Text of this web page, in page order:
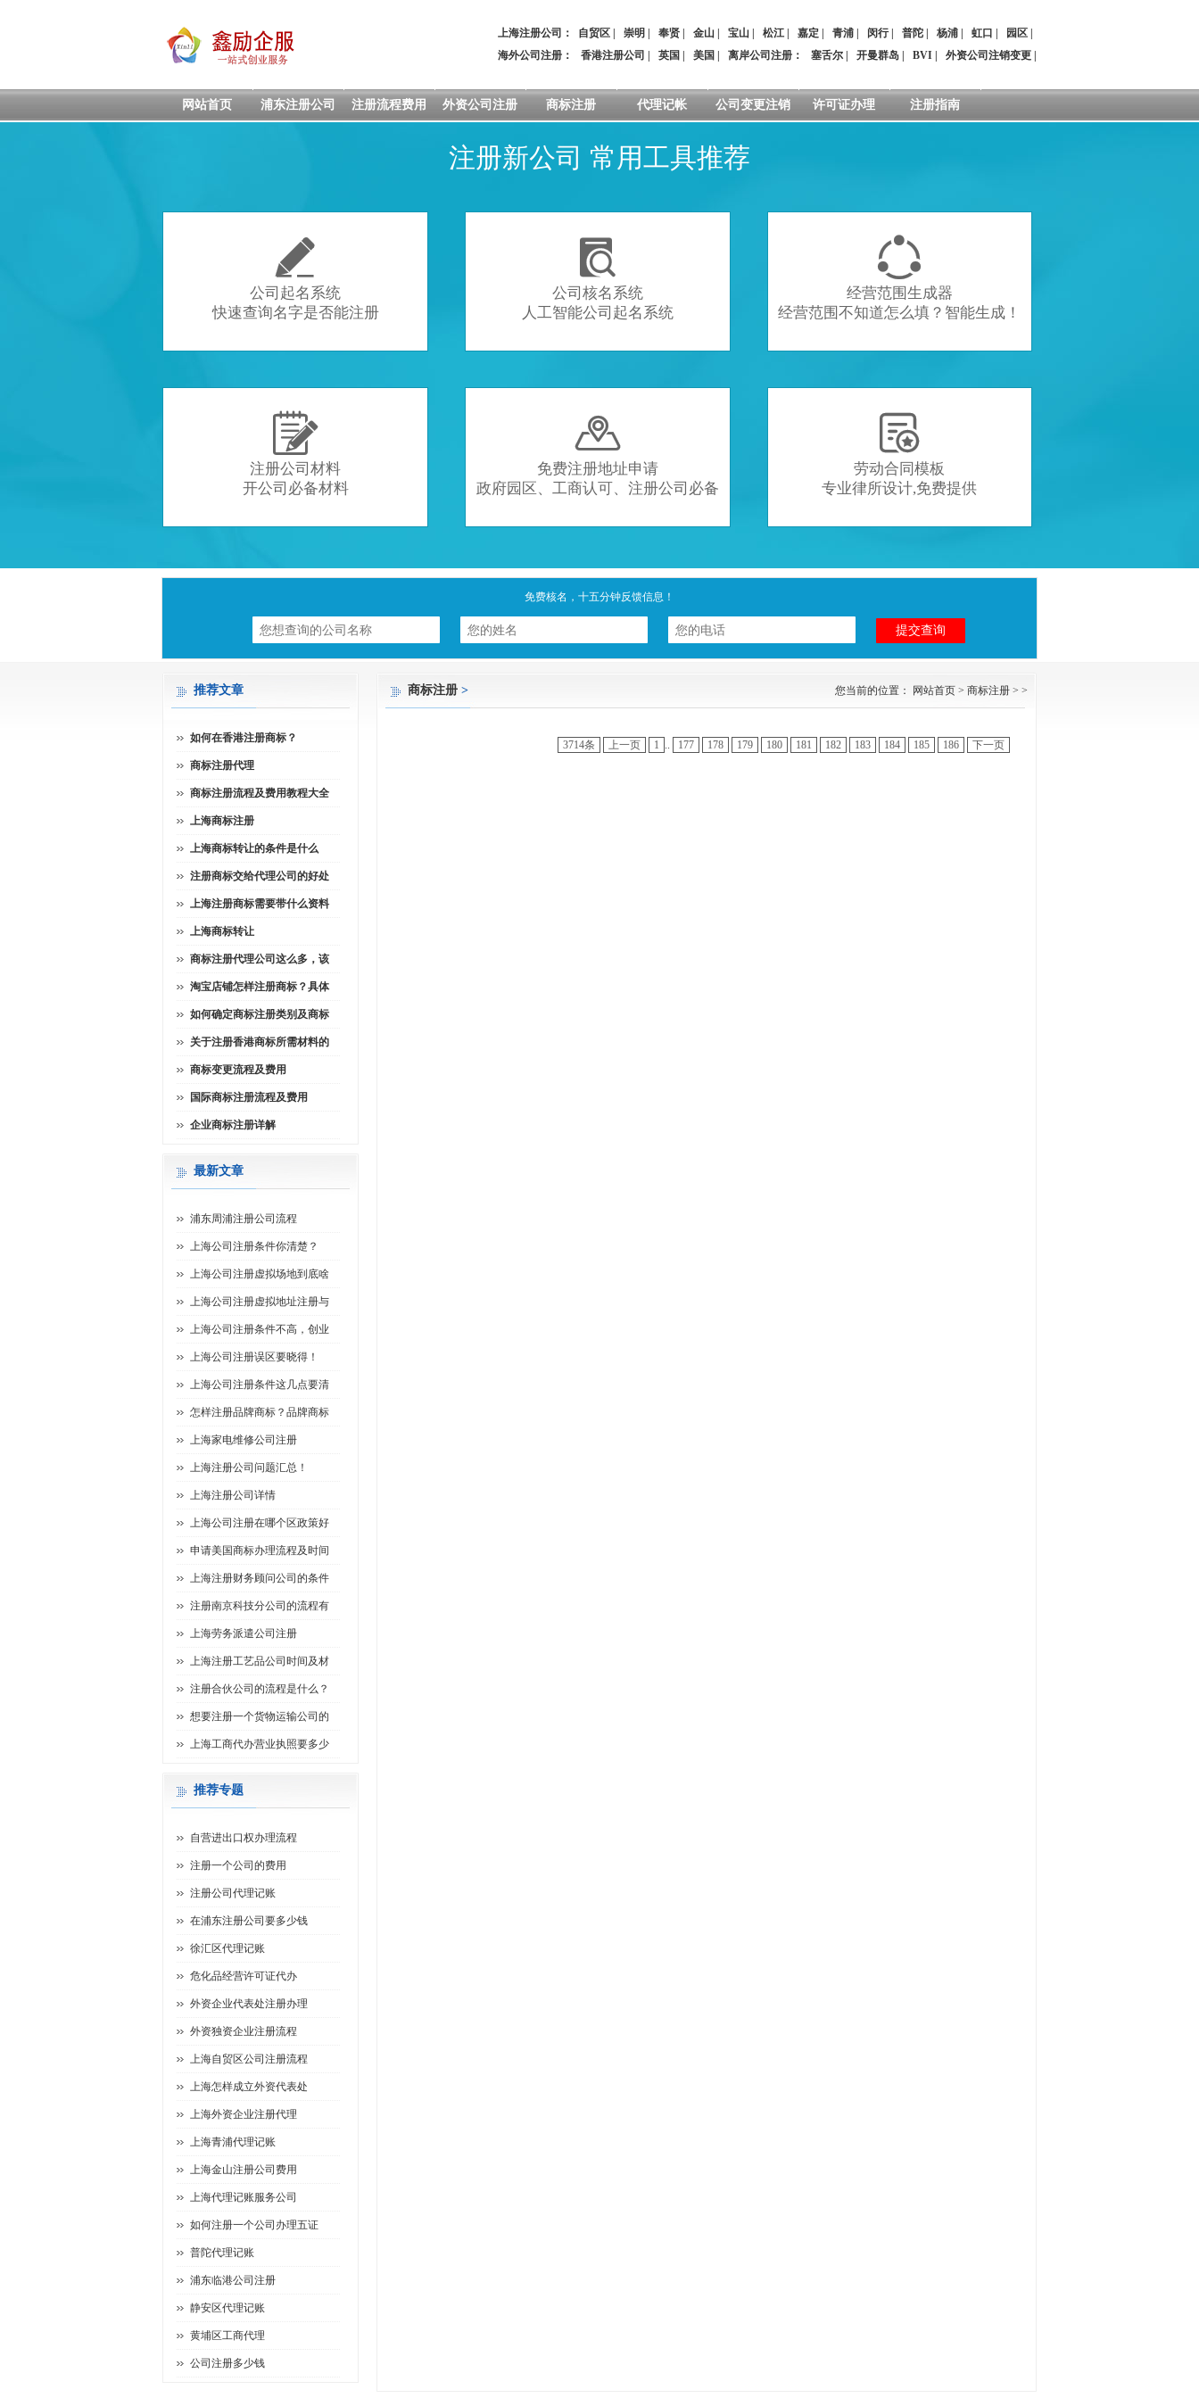
上海注册公司： 自贸区 崇明 奉贤 金山 宝山 松江 嘉定 青浦 闵行| 普陀 杨浦 虹口 园区
海外公司注册：
香港注册公司 英国 美国 离岸公司注册 ： 塞舌尔 开曼群岛 BVI 外资公司注销变更
网站首页 浦东注册公司 注册流程费用 外资公司注册 商标注册 代理记帐 公司变更注销 许可证办理 注册指南
注册新公司 常用工具推荐

公司起名系统
快速查询名字是否能注册

公司核名系统
人工智能公司起名系统

经营范围生成器
经营范围不知道怎么填？智能生成！

注册公司材料
开公司必备材料

免费注册地址申请
政府园区、工商认可、注册公司必备

劳动合同模板
专业律所设计,免费提供
免费核名，十五分钟反馈信息！
商标注册 > 您当前的位置： 网站首页 > 商标注册 > >
3714条 上一页 1 .. 177 178 179 180 181 182 183 184 185 186 下一页
推荐文章
如何在香港注册商标？
商标注册代理
商标注册流程及费用教程大全
上海商标注册
上海商标转让的条件是什么
注册商标交给代理公司的好处
上海注册商标需要带什么资料
上海商标转让
商标注册代理公司这么多，该
淘宝店铺怎样注册商标？具体
如何确定商标注册类别及商标
关于注册香港商标所需材料的
商标变更流程及费用
国际商标注册流程及费用
企业商标注册详解
最新文章
浦东周浦注册公司流程
上海公司注册条件你清楚？
上海公司注册虚拟场地到底啥
上海公司注册虚拟地址注册与
上海公司注册条件不高，创业
上海公司注册误区要晓得！
上海公司注册条件这几点要清
怎样注册品牌商标？品牌商标
上海家电维修公司注册
上海注册公司问题汇总！
上海注册公司详情
上海公司注册在哪个区政策好
申请美国商标办理流程及时间
上海注册财务顾问公司的条件
注册南京科技分公司的流程有
上海劳务派遣公司注册
上海注册工艺品公司时间及材
注册合伙公司的流程是什么？
想要注册一个货物运输公司的
上海工商代办营业执照要多少
推荐专题
自营进出口权办理流程
注册一个公司的费用
注册公司代理记账
在浦东注册公司要多少钱
徐汇区代理记账
危化品经营许可证代办
外资企业代表处注册办理
外资独资企业注册流程
上海自贸区公司注册流程
上海怎样成立外资代表处
上海外资企业注册代理
上海青浦代理记账
上海金山注册公司费用
上海代理记账服务公司
如何注册一个公司办理五证
普陀代理记账
浦东临港公司注册
静安区代理记账
黄埔区工商代理
公司注册多少钱